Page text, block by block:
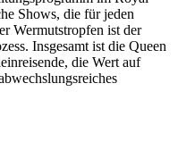
Shows, die für jeden
Wermutstropfen ist der
Insgesamt ist die Queen
die Wert auf